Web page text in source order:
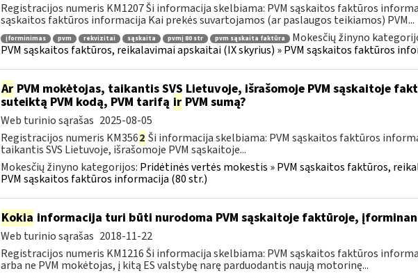
Registracijos numeris KM1207 Ši informacija skelbiama: PVM sąskaitos faktūros
sąskaitos faktūros informacija Kai prekės suvartojamos (ar paslaugos teikiamos) PVM...
įforminimas pvm rekvizitai sąskaita pvmį 80 str pvm sąskaita faktūra Mokesčių žinyno
PVM sąskaitos faktūros, reikalavimai apskaitai (IX skyrius) » PVM sąskaitos faktūros
ArPVM mokėtojas, taikantis SVS Lietuvoje, išrašomoje PVM sąskaitoje
suteiktą PVM kodą, PVM tarifą irPVM sumą?
Web turinio sąrašas 2025-08-05
Registracijos numeris KM3562 Ši informacija skelbiama: PVM sąskaitos faktūros
taikantis SVS Lietuvoje, išrašomoje PVM sąskaitoje...
Mokesčių žinyno kategorijos: Pridėtinės vertės mokestis » PVM sąskaitos faktūros,
PVM sąskaitos faktūros informacija (80 str.)
Kokia informacija turi būti nurodoma PVM sąskaitoje faktūroje,
Web turinio sąrašas 2018-11-22
Registracijos numeris KM1216 Ši informacija skelbiama: PVM sąskaitos faktūros
arba ne PVM mokėtojas, į kitą ES valstybę narę parduodantis naują motorinę...